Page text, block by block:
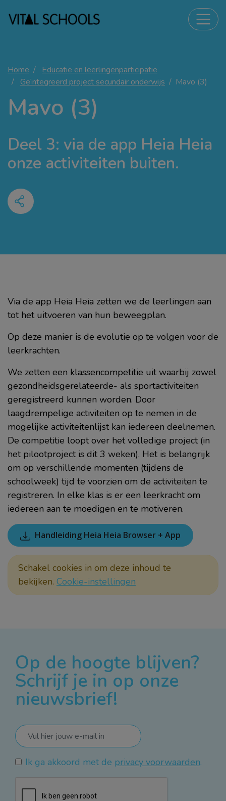
Home
Educatie en leerlingenparticipatie
Geïntegreerd project secundair onderwijs
Mavo (3)
Mavo (3)
Deel 3: via de app Heia Heia
onze activiteiten buiten.
Via de app Heia Heia zetten we de leerlingen aan
tot het uitvoeren van hun beweegplan.
Op deze manier is de evolutie op te volgen voor de
leerkrachten.
We zetten een klassencompetitie uit waarbij zowel
gezondheidsgerelateerde- als sportactiviteiten
geregistreerd kunnen worden. Door
laagdrempelige activiteiten op te nemen in de
mogelijke activiteitenlijst kan iedereen deelnemen.
De competitie loopt over het volledige project (in
het pilootproject is dit 3 weken). Het is belangrijk
om op verschillende momenten (tijdens de
schoolweek) tijd te voorzien om de activiteiten te
registreren. In elke klas is er een leerkracht om
iedereen aan te moedigen en te motiveren.
Handleiding Heia Heia Browser + App
Schakel cookies in om deze inhoud te
bekijken. Cookie-instellingen
Op de hoogte blijven?
Schrijf je in op onze
nieuwsbrief!
Ik ga akkoord met de privacy voorwaarden.